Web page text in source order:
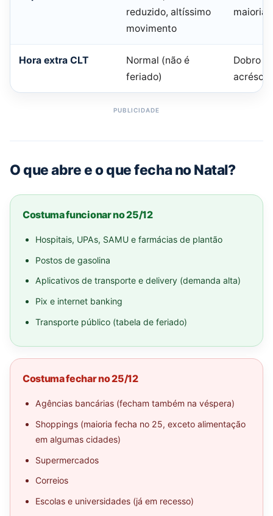
reduzido, altíssimo
movimento
maioria
Hora extra CLT
Normal (não é
feriado)
Dobro
O que abre e o que fecha no Natal?
Costuma funcionar no 25/12
Hospitais, UPAs, SAMU e farmácias de plantão
Postos de gasolina
Aplicativos de transporte e delivery (demanda alta)
Pix e internet banking
Transporte público (tabela de feriado)
Costuma fechar no 25/12
Agências bancárias (fecham também na véspera)
Shoppings (maioria fecha no 25, exceto alimentação
em algumas cidades)
Supermercados
Correios
Escolas e universidades (já em recesso)